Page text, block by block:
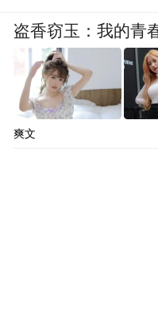
盗香窃玉：我的青
爽文